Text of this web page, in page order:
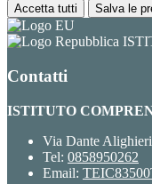
Accetta tutti Salva le
Contatti
ISTITUTO
Via Dante
Tel: 0858950262
Email: